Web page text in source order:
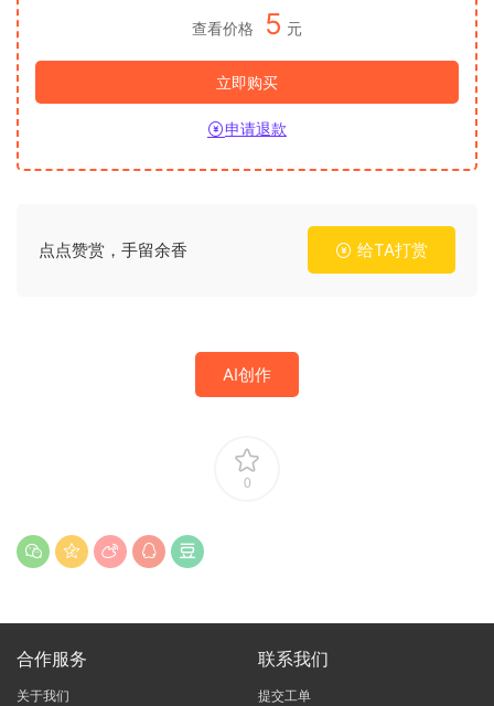
查看价格 5 元
立即购买
申请退款
点点赞赏，手留余香 给TA打赏
AI创作
0
合作服务
关于我们
联系我们
提交工单